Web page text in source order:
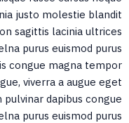
justo molestie
sagittis lacinia
purus euismod
congue magna
viverra a augue
pulvinar dapibus
purus euismod